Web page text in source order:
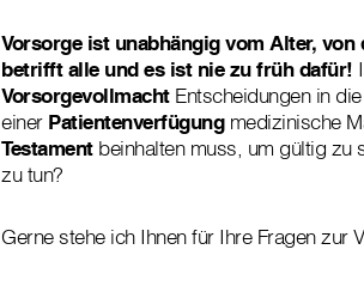
Vorsorge ist unabhängig vom Alter,
betrifft alle und es ist nie zu früh dafür!
VorsorgevollmachtEntscheidungen in
einer Patientenverfügungmedizinische
Testamentbeinhalten muss, um gültig zu
zu tun?
Gerne stehe ich Ihnen für Ihre Fragen zur